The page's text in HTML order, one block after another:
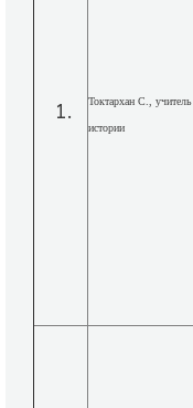
Токтархан С., учитель
истории